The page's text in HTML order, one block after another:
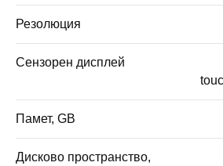
Резолюция
Сензорен дисплей
Памет, GB
Дисково пространство,